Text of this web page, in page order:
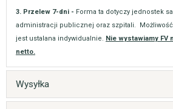
3. Przelew 7-dni - Forma ta dotyczy jednostek
administracji publicznej oraz szpitali.
jest ustalana indywidualnie. Nie wystawiamy FV
netto.
Wysyłka